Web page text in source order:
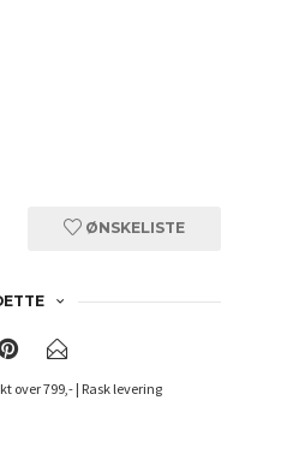
ØNSKELISTE
over 799,- | Rask levering